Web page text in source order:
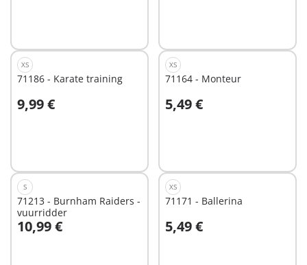
XS
71186 - Karate training
9,99 €
XS
71164 - Monteur
5,49 €
S
71213 - Burnham Raiders -
vuurridder
10,99 €
XS
71171 - Ballerina
5,49 €